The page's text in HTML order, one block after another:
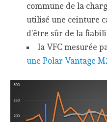
commune de la
utilisé une ceinture
d’être sûr de la
la VFC mesurée
une Polar Vantage